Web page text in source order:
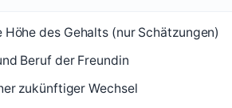
Höhe des Gehalts (nur Schätzungen)
Beruf der Freundin
zukünftiger Wechsel